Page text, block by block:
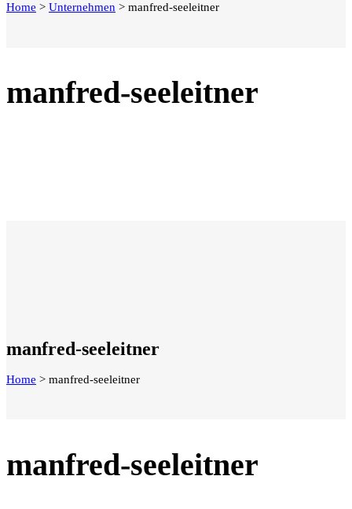
Home > Unternehmen > manfred-seeleitner
manfred-seeleitner
manfred-seeleitner
Home > manfred-seeleitner
manfred-seeleitner